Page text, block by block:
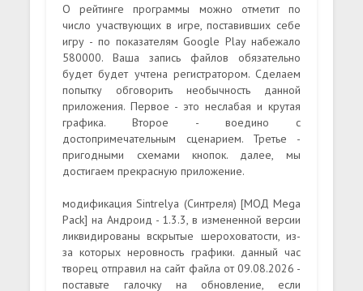
О рейтинге программы можно отметит по
число участвующих в игре, поставивших себе
игру - по показателям Google Play набежало
580000. Ваша запись файлов обязательно
будет будет учтена регистратором. Сделаем
попытку обговорить необычность данной
приложения. Первое - это неслабая и крутая
графика. Второе - воедино с
достопримечательным сценарием. Третье -
пригодными схемами кнопок. далее, мы
достигаем прекрасную приложение.
модификация Sintrelya (Синтреля) [МОД Mega
Pack] на Андроид - 1.3.3, в измененной версии
ликвидированы вскрытые шероховатости, из-
за которых неровность графики. данный час
творец отправил на сайт файла от 09.08.2026 -
поставьте галочку на обновление, если